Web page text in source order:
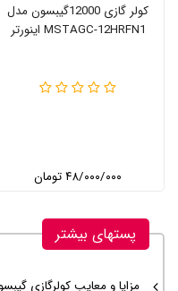
کولر گازی 12000گیبسون مدل
MSTAGC-12HRFN1 اینورتر
۴۸/۰۰۰/۰۰۰ تومان
پستهای بیشتر
مزایا و معایب کولرگازی